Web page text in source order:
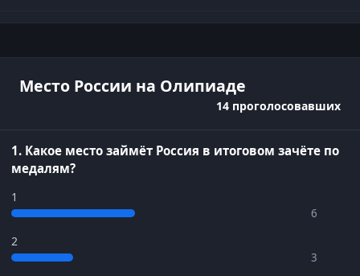
Место России на Олипиаде
14 проголосовавших
1. Какое место займёт Россия в итоговом зачёте по
медалям?
1
6
2
3